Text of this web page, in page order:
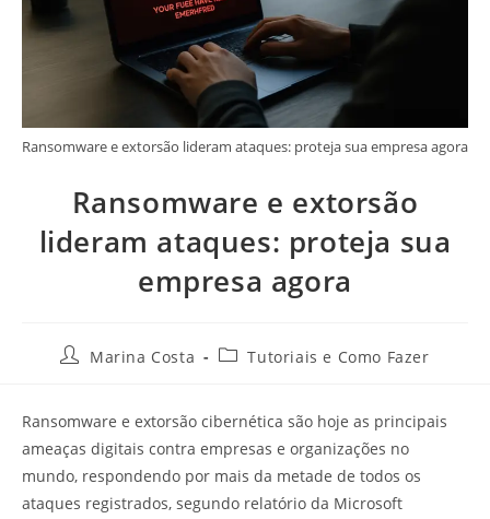
Ransomware e extorsão lideram ataques: proteja sua empresa agora
Ransomware e extorsão
lideram ataques: proteja sua
empresa agora
Marina Costa Tutoriais e Como Fazer
Ransomware e extorsão cibernética são hoje as principais
ameaças digitais contra empresas e organizações no
mundo, respondendo por mais da metade de todos os
ataques registrados, segundo relatório da Microsoft